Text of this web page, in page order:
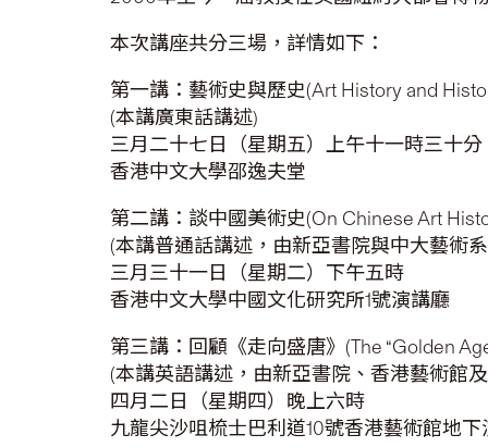
本次講座共分三場，詳情如下：
第一講：藝術史與歷史(Art History and
(本講廣東話講述)
三月二十七日（星期五）上午十一時三十分
香港中文大學邵逸夫堂
第二講：談中國美術史(On Chinese Art
(本講普通話講述，由新亞書院與中大藝術
三月三十一日（星期二）下午五時
香港中文大學中國文化研究所1號演講廳
第三講：回顧《走向盛唐》(The “Golden
(本講英語講述，由新亞書院、香港藝術館
四月二日（星期四）晚上六時
九龍尖沙咀梳士巴利道10號香港藝術館地下